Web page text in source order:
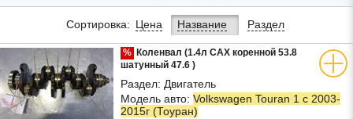
Сортировка: Цена Название Раздел
% Коленвал (1.4л CAX коренной 53.8
шатунный 47.6 )
Раздел: Двигатель
Модель авто: Volkswagen Touran 1 с 2003-
2015г (Тоуран)